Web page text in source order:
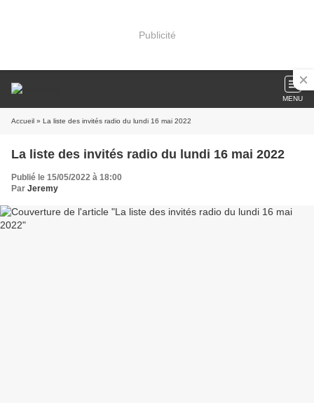
Publicité
MENU
Accueil » La liste des invités radio du lundi 16 mai 2022
La liste des invités radio du lundi 16 mai 2022
Publié le 15/05/2022 à 18:00
Par Jeremy